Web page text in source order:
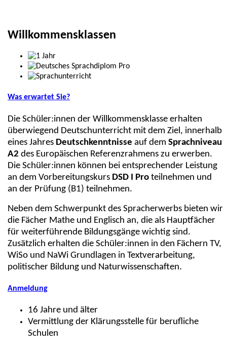
Willkommensklassen
Was erwartet Sie?
Die Schüler:innen der Willkommensklasse erhalten
überwiegend Deutschunterricht mit dem Ziel, innerhalb
eines Jahres Deutschkenntnisse auf dem Sprachniveau
A2 des Europäischen Referenzrahmens zu erwerben.
Die Schüler:innen können bei entsprechender Leistung
an dem Vorbereitungskurs DSD I Pro teilnehmen und
an der Prüfung (B1) teilnehmen.
Neben dem Schwerpunkt des Spracherwerbs bieten wir
die Fächer Mathe und Englisch an, die als Hauptfächer
für weiterführende Bildungsgänge wichtig sind.
Zusätzlich erhalten die Schüler:innen in den Fächern TV,
WiSo und NaWi Grundlagen in Textverarbeitung,
politischer Bildung und Naturwissenschaften.
Anmeldung
16 Jahre und älter
Vermittlung der Klärungsstelle für berufliche
Schulen